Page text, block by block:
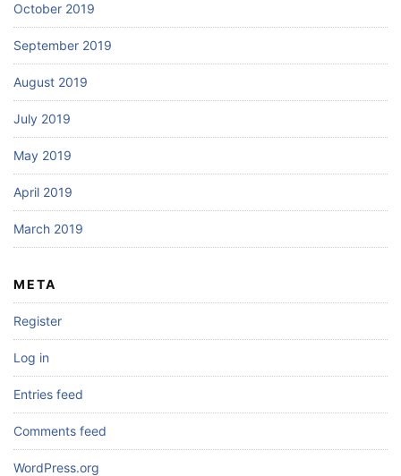
October 2019
September 2019
August 2019
July 2019
May 2019
April 2019
March 2019
META
Register
Log in
Entries feed
Comments feed
WordPress.org